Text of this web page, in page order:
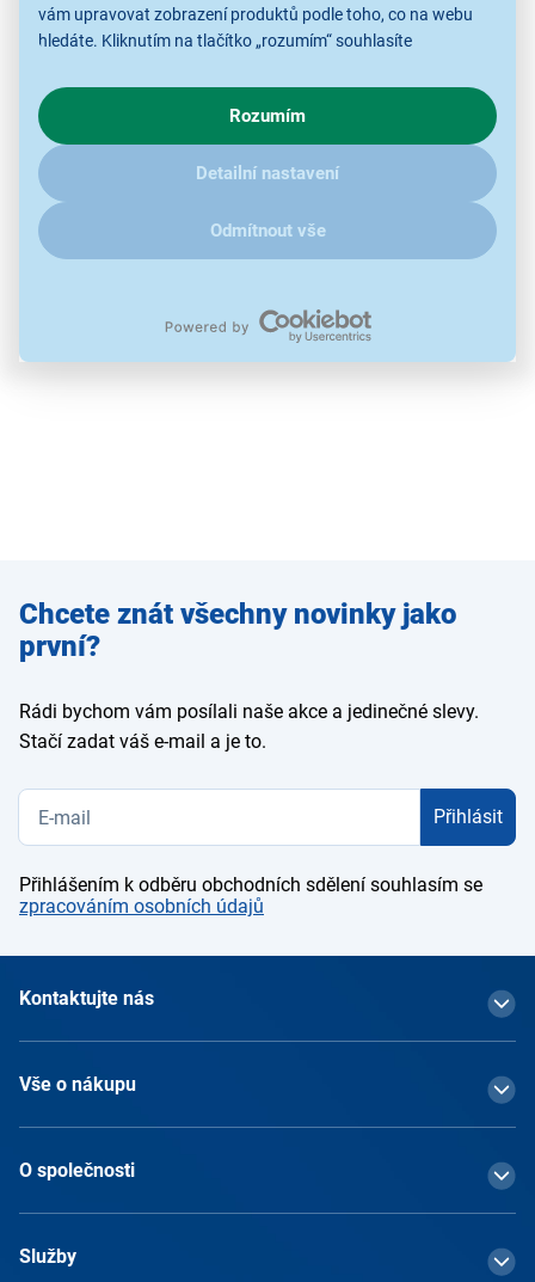
vám upravovat zobrazení produktů podle toho, co na webu
hledáte. Kliknutím na tlačítko „rozumím“ souhlasíte
chování na webu pro zobrazení cílených reklam. Pokud vás
zajímají detaily, jak u nás s cookies a dalšími údaji pracujeme,
kliknětesem.
Rozumím
Detailní nastavení
Odmítnout vše
Použité obrázky jsou pouze ilustrativní a technické specifikace se
mohou v průběhu času změnit bez předchozího upozornění.
Zadejte
e-mail
Chcete znát všechny novinky jako
první?
Rádi bychom vám posílali naše akce a jedinečné slevy.
Stačí zadat váš e-mail a je to.
Přihlásit
Přihlášením k odběru obchodních sdělení souhlasím se
zpracováním osobních údajů
Kontaktujte nás
Vše o nákupu
O společnosti
Služby